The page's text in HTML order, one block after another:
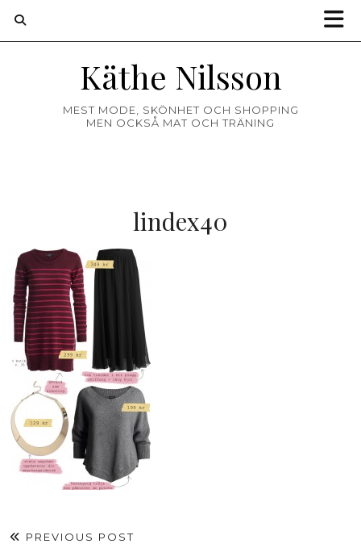
Käthe Nilsson
MEST MODE, SKÖNHET OCH SHOPPING
MEN OCKSÅ MAT OCH TRÄNING
lindex40
PREVIOUS POST